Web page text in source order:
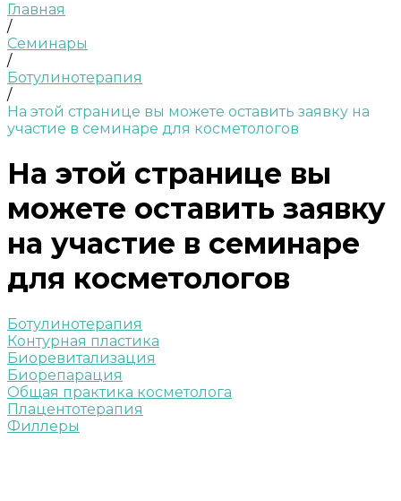
Главная
/
Семинары
/
Ботулинотерапия
/
На этой странице вы можете оставить заявку на
участие в семинаре для косметологов
На этой странице вы
можете оставить заявку
на участие в семинаре
для косметологов
Ботулинотерапия
Контурная пластика
Биоревитализация
Биорепарация
Общая практика косметолога
Плацентотерапия
Филлеры